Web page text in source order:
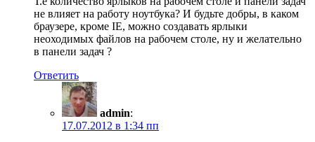
не влияет на работу ноутбука? И будьте добры, в каком
браузере, кроме IE, можно создавать ярлыки
неоходимых файлов на рабочем столе, ну и желательно
в панели задач ?
Ответить
admin:
17.07.2012 в 1:34 пп